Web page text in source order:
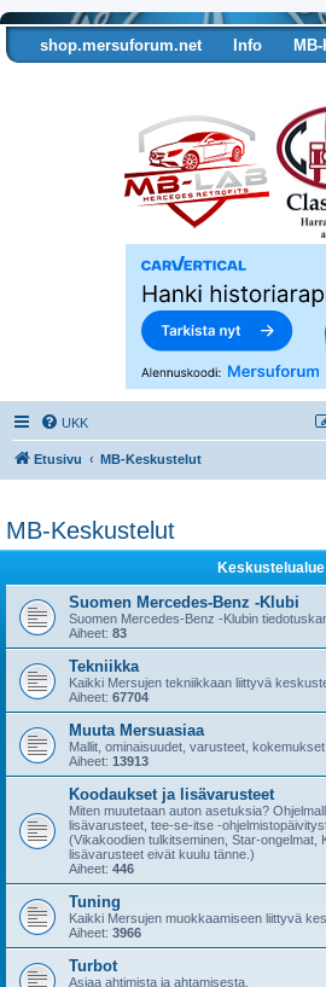
shop.mersuforum.net Info
UKK
Etusivu MB-Keskustelut
MB-Keskustelut
Keskustelualue
Suomen Mercedes-Benz -Klubi
Suomen Mercedes-Benz -Klubin
Aiheet: 83
Tekniikka
Kaikki Mersujen tekniikkaan liittyvä
Aiheet: 67704
Muuta Mersuasiaa
Mallit, ominaisuudet, varusteet, kokemukset
Aiheet: 13913
Koodaukset ja lisävarusteet
Miten muutetaan auton asetuksia?
lisävarusteet, tee-se-itse -
(Vikakoodien tulkitseminen, Star-ongelmat,
lisävarusteet eivät kuulu tänne.)
Aiheet: 446
Tuning
Kaikki Mersujen muokkaamiseen liittyvä
Aiheet: 3966
Turbot
Asiaa ahtimista ja ahtamisesta.